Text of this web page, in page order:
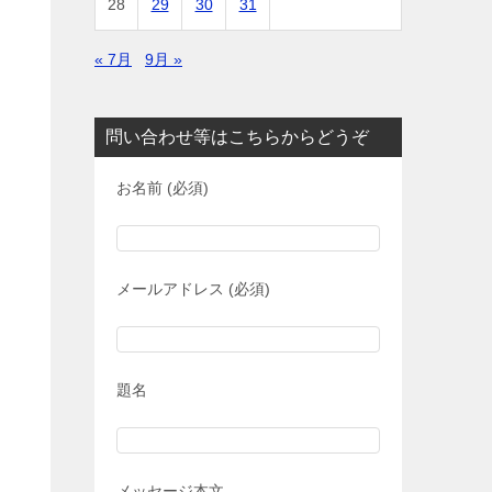
28 29 30 31
« 7月 9月 »
問い合わせ等はこちらからどうぞ
お名前 (必須)
メールアドレス (必須)
題名